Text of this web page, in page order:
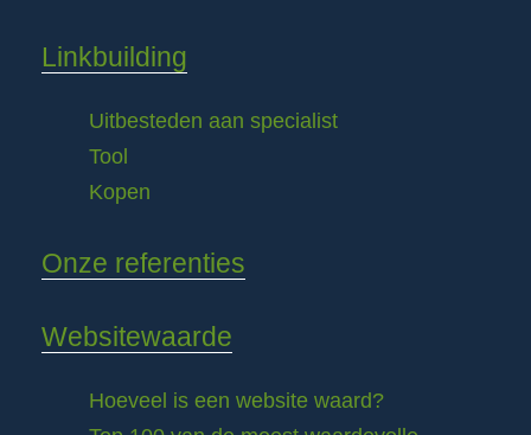
Linkbuilding
Uitbesteden aan specialist
Tool
Kopen
Onze referenties
Websitewaarde
Hoeveel is een website waard?